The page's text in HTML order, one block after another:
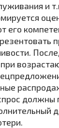
и
его
должны